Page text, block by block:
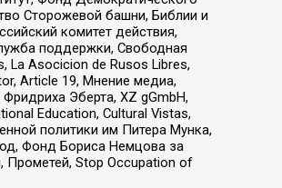
Сторожевой башни, Библии и
комитет действия,
поддержки, Свободная
Asocicion de Rusos Libres,
Article 19, Мнение медиа,
Эберта, XZ gGmbH,
Education, Cultural Vistas,
политики им Питера Мунка,
Фонд Бориса Немцова за
Прометей, Stop Occupation of